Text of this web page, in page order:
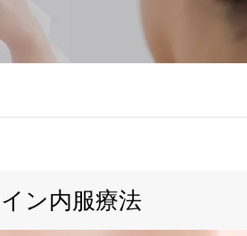
ン内服療法